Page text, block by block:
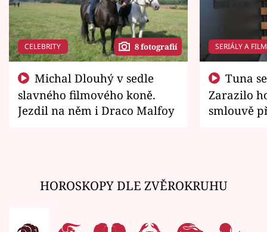
CELEBRITY 8 fotografií
slavného filmového koně.
Jezdil na něm i Draco Malfoy
SERIÁLY A
Zarazilo
smlouvě
HOROSKOPY DLE ZVĚROKRUHU